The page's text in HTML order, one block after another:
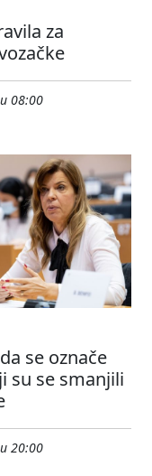
za
08:00
se označe
su se smanjili
20:00